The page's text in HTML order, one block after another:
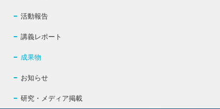
活動報告
講義レポート
成果物
お知らせ
研究・メディア掲載